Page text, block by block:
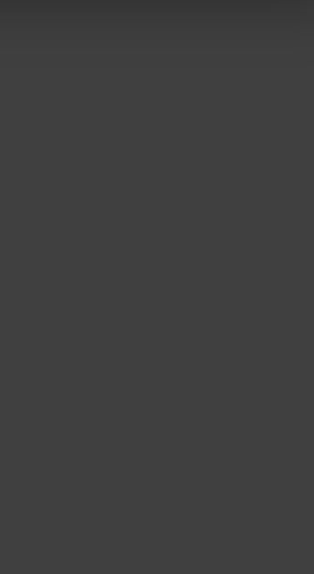
und Weiterverarbeitung dieser Daten zur
Ihre Browser-Einstellungen können
und dieses Banner erneut angezeigt wird.
Einwilligung zur Einbindung von Cookies
den USA gemäß Art. 49 (1) lit. a DSGVO.
erhalten Sie in der Datenschutzerklärung.
dass die USA als Land mit unzureichendem